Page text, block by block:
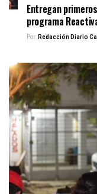
Entregan
programa
Por:Redacción Diario